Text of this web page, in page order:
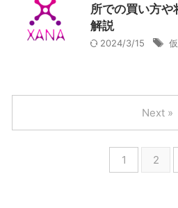
所での買い方や
解説
2024/3/15
1 2
Next »